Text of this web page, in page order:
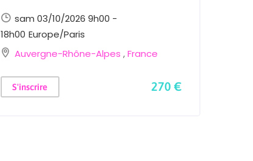
sam 03/10/2026 9h00 -
18h00 Europe/Paris
Auvergne-Rhône-Alpes ,France
S'inscrire 270 €